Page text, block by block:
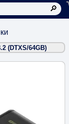
(DTXS/64GB)